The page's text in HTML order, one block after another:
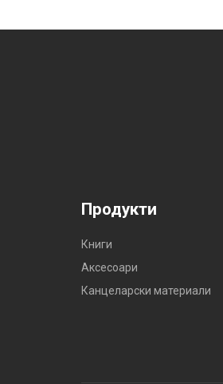
Продукти
Книги
Аксесоари
Канцеларски материали